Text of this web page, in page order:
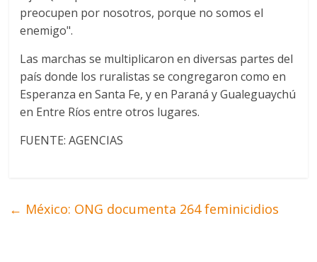
preocupen por nosotros, porque no somos el
enemigo".
Las marchas se multiplicaron en diversas partes del
país donde los ruralistas se congregaron como en
Esperanza en Santa Fe, y en Paraná y Gualeguaychú
en Entre Ríos entre otros lugares.
FUENTE: AGENCIAS
← México: ONG documenta 264 feminicidios